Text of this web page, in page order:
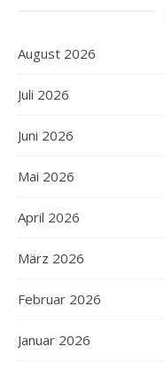
August 2026
Juli 2026
Juni 2026
Mai 2026
April 2026
März 2026
Februar 2026
Januar 2026